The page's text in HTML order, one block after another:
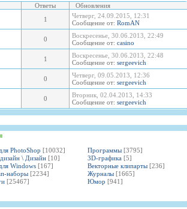
Ответы
Обновления
1
Четверг, 24.09.2015, 12:31
Сообщение от: RomAN
0
Воскресенье, 30.06.2013, 22:49
Сообщение от: casino
1
Воскресенье, 30.06.2013, 22:48
Сообщение от: sergeevich
0
Четверг, 09.05.2013, 12:36
Сообщение от: sergeevich
0
Вторник, 02.04.2013, 14:33
Сообщение от: sergeevich
PhotoShop [10032] Программы [3795]
\ Дизайн [10] 3D-графика [5]
Windows [167] Векторные клипарты [236]
наборы [2234] Журналы [1665]
[25467] Юмор [941]